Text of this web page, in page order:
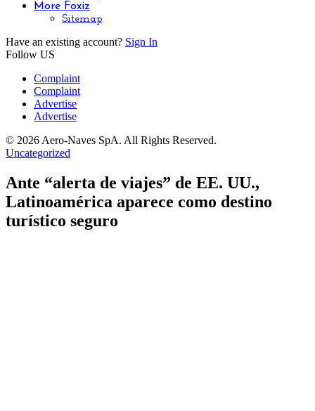
More Foxiz
Sitemap
Have an existing account? Sign In
Follow US
Complaint
Complaint
Advertise
Advertise
© 2026 Aero-Naves SpA. All Rights Reserved.
Uncategorized
Ante “alerta de viajes” de EE. UU.,
Latinoamérica aparece como destino
turístico seguro